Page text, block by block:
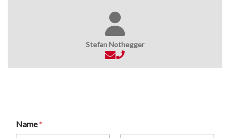
Stefan Nothegger
Name*